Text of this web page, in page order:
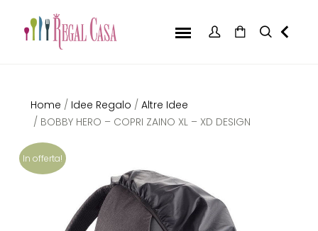
In offerta!
Home / Idee Regalo / Altre Idee
/ BOBBY HERO – COPRI ZAINO XL – XD DESIGN